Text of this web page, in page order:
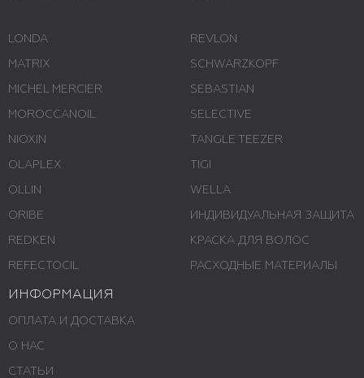
LONDA
MATRIX
MICHEL MERCIER
MOROCCANOIL
NIOXIN
OLAPLEX
OLLIN
ORIBE
REDKEN
REFECTOCIL
REVLON
SCHWARZKOPF
SEBASTIAN
SELECTIVE
TANGLE TEEZER
TIGI
WELLA
ИНДИВИДУАЛЬНАЯ ЗАЩИТА
КРАСКА ДЛЯ ВОЛОС
РАСХОДНЫЕ МАТЕРИАЛЫ
ИНФОРМАЦИЯ
ОПЛАТА И ДОСТАВКА
О НАС
СТАТЬИ